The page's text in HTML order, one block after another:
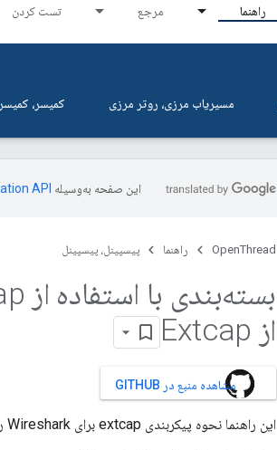
راهنما مرجع تست کردن
مسیریاب مرزی، روتر مرزی کمیسر، کمیسر
این صفحه به‌وسیله
OpenThread راهنما پیسپینل، پیسپینل
از Extcap
مشاهده منبع در GITHUB
این راهنما نحوه پیکربندی extcap برای Wireshark را پوشش می‌دهد تا بسته‌ها را از شبکه Thread بشنود.